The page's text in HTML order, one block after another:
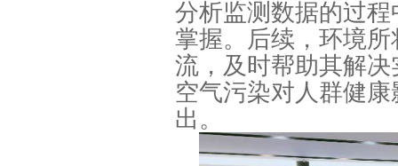
分析监测数据的过
掌握。后续，环境
流，及时帮助其解
空气污染对人群健
出。